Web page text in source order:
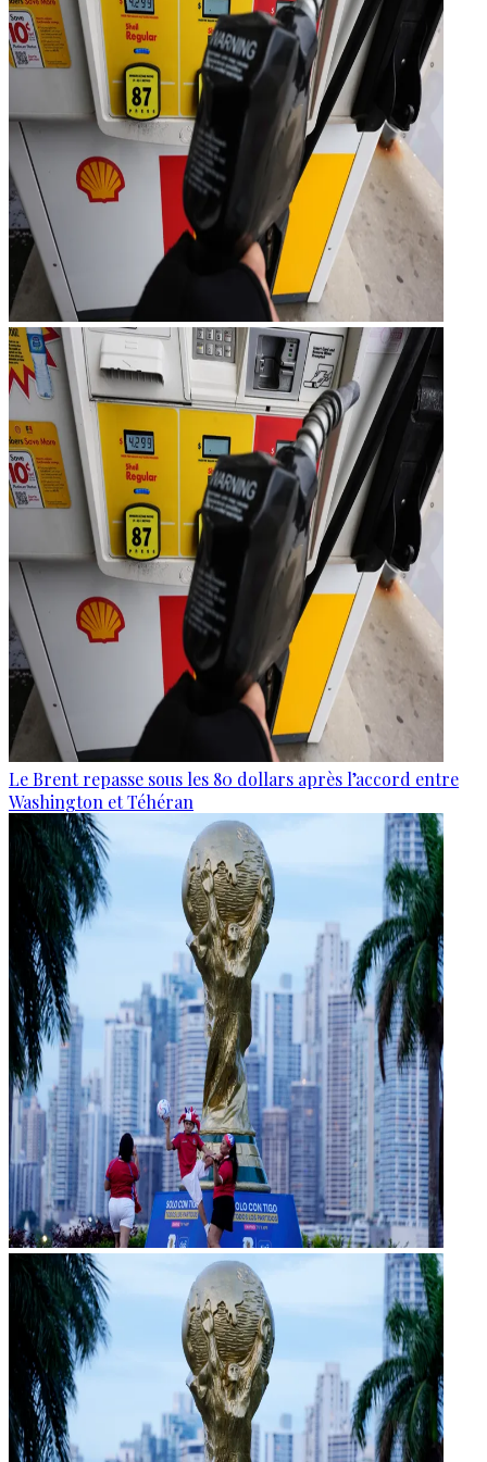
Le Brent repasse sous les 80 dollars après l’accord entre
Washington et Téhéran